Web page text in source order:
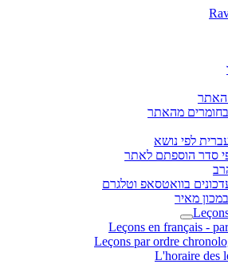
האתר
בחומרים מהאתר
לפי נושא
סדר הוספתם לאתר
בוואטסאפ וטלגרם
מאיר
Leçons en français -
Leçons par ordre
L'horaire des